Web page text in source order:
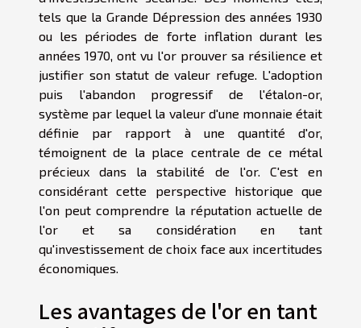
tels que la Grande Dépression des années 1930
ou les périodes de forte inflation durant les
années 1970, ont vu l'or prouver sa résilience et
justifier son statut de valeur refuge. L'adoption
puis l'abandon progressif de l'étalon-or,
système par lequel la valeur d'une monnaie était
définie par rapport à une quantité d'or,
témoignent de la place centrale de ce métal
précieux dans la stabilité de l'or. C'est en
considérant cette perspective historique que
l'on peut comprendre la réputation actuelle de
l'or et sa considération en tant
qu'investissement de choix face aux incertitudes
économiques.
Les avantages de l'or en tant